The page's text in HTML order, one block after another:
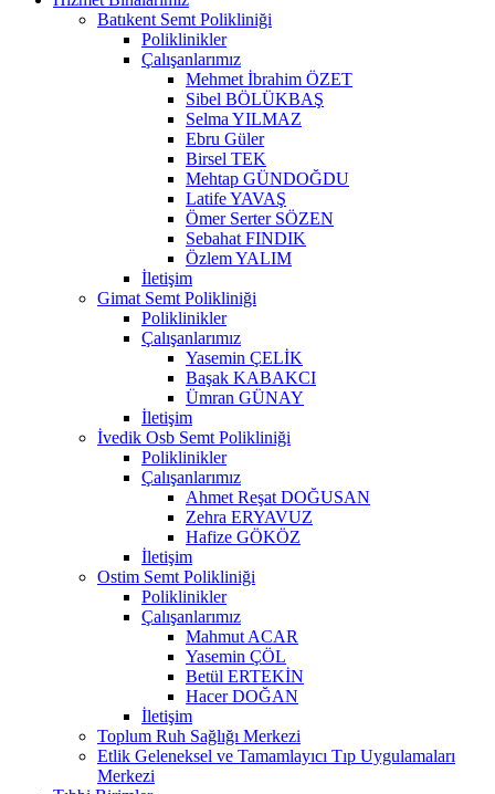
Batıkent Semt Polikliniği
Poliklinikler
Çalışanlarımız
Mehmet İbrahim ÖZET
Sibel BÖLÜKBAŞ
Selma YILMAZ
Ebru Güler
Birsel TEK
Mehtap GÜNDOĞDU
Latife YAVAŞ
Ömer Serter SÖZEN
Sebahat FINDIK
Özlem YALIM
İletişim
Gimat Semt Polikliniği
Poliklinikler
Çalışanlarımız
Yasemin ÇELİK
Başak KABAKCI
Ümran GÜNAY
İletişim
İvedik Osb Semt Polikliniği
Poliklinikler
Çalışanlarımız
Ahmet Reşat DOĞUSAN
Zehra ERYAVUZ
Hafize GÖKÖZ
İletişim
Ostim Semt Polikliniği
Poliklinikler
Çalışanlarımız
Mahmut ACAR
Yasemin ÇÖL
Betül ERTEKİN
Hacer DOĞAN
İletişim
Toplum Ruh Sağlığı Merkezi
Etlik Geleneksel ve Tamamlayıcı Tıp Uygulamaları
Merkezi